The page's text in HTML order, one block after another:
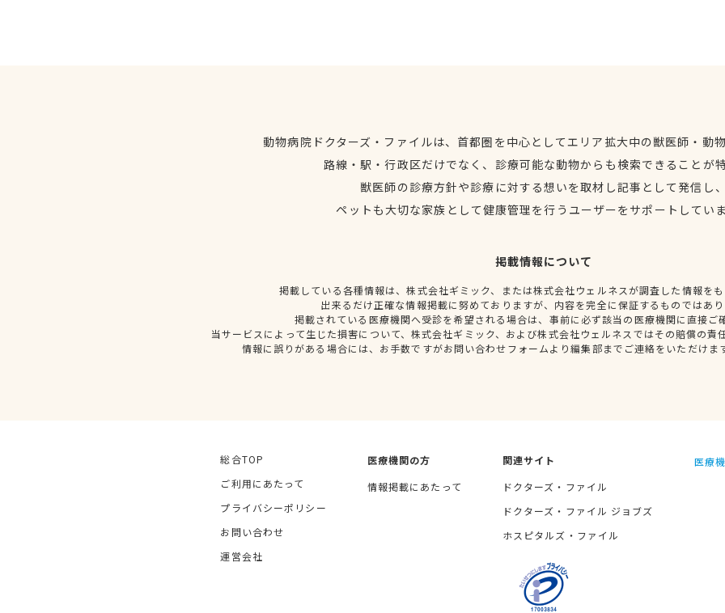
動物病院ドクターズ・ファイルは、首都圏を中心としてエリア拡大中の獣医師・動
路線・駅・行政区だけでなく、診療可能な動物からも検索できることが
獣医師の診療方針や診療に対する想いを取材し記事として発信し
ペットも大切な家族として健康管理を行うユーザーをサポートしてい
掲載情報について
掲載している各種情報は、株式会社ギミック、または株式会社ウェルネスが調査した情報を
出来るだけ正確な情報掲載に努めておりますが、内容を完全に保証するものではあ
掲載されている医療機関へ受診を希望される場合は、事前に必ず該当の医療機関に直接ご
当サービスによって生じた損害について、株式会社ギミック、および株式会社ウェルネスではその賠償の責
情報に誤りがある場合には、お手数ですがお問い合わせフォームより編集部までご連絡をいただけま
総合TOP
ご利用にあたって
プライバシーポリシー
お問い合わせ
運営会社
医療機関の方
情報掲載にあたって
関連サイト
ドクターズ・ファイル
ドクターズ・ファイル ジョブズ
ホスピタルズ・ファイル
医療